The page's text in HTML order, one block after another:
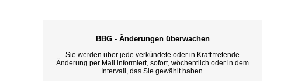
BBG - Änderungen überwachen
Sie werden über jede verkündete oder in Kraft tretende
Änderung per Mail informiert, sofort, wöchentlich oder in dem
Intervall, das Sie gewählt haben.